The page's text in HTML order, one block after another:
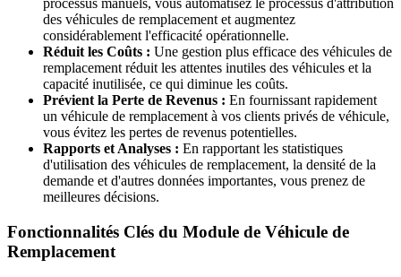
processus manuels, vous automatisez le processus d'attribution
des véhicules de remplacement et augmentez
considérablement l'efficacité opérationnelle.
Réduit les Coûts : Une gestion plus efficace des véhicules de
remplacement réduit les attentes inutiles des véhicules et la
capacité inutilisée, ce qui diminue les coûts.
Prévient la Perte de Revenus : En fournissant rapidement
un véhicule de remplacement à vos clients privés de véhicule,
vous évitez les pertes de revenus potentielles.
Rapports et Analyses : En rapportant les statistiques
d'utilisation des véhicules de remplacement, la densité de la
demande et d'autres données importantes, vous prenez de
meilleures décisions.
Fonctionnalités Clés du Module de Véhicule de
Remplacement